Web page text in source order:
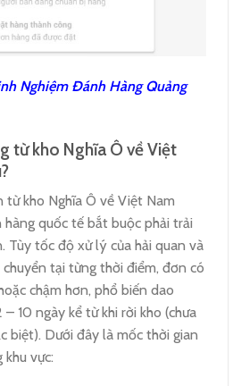
Nghiệm Đánh Hàng Quảng
từ kho Nghĩa Ô về Việt
từ kho Nghĩa Ô về Việt Nam
hàng quốc tế bắt buộc phải trải
Tùy tốc độ xử lý của hải quan và
tại từng thời điểm, đơn có
chậm hơn, phổ biến dao
10 ngày kể từ khi rời kho (chưa
biệt). Dưới đây là mốc thời gian
vực: